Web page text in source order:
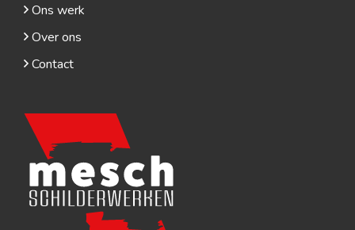
Ons werk
Over ons
Contact